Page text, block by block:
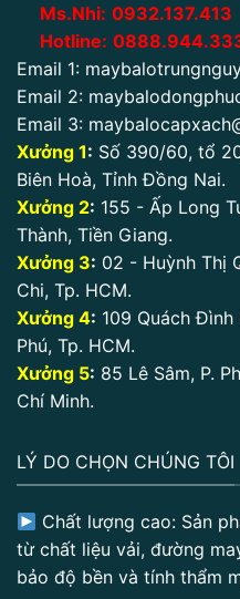
Ms.Nhi: 0932.137.413
Hotline:
Email 1:
Email 2:
Email 3:
Xưởng 1: Số 390/60, tổ
Biên Hoà, Tỉnh Đồng Nai.
Xưởng 2: 155 - Ấp Long
Thành, Tiền Giang.
Xưởng 3: 02 - Huỳnh Thị
Chi, Tp. HCM.
Xưởng 4: 109 Quách Đình
Phú, Tp. HCM.
Xưởng 5: 85 Lê Sâm, P.
Chí Minh.
LÝ DO CHỌN CHÚNG TÔI
Chất lượng cao: Sản
từ chất liệu vải, đường
bảo độ bền và tính thẩm